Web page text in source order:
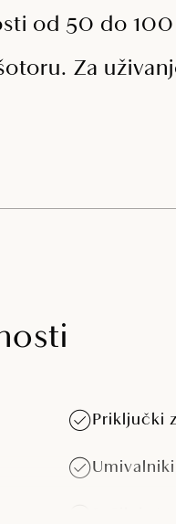
od 50 do
Za
Priključki